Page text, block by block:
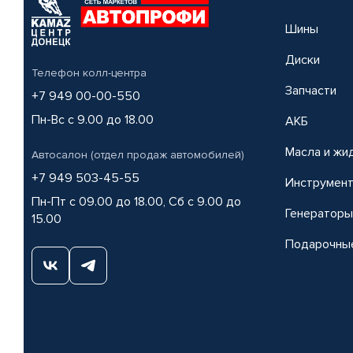
Телефон колл-центра
+7 949 00-00-550
Пн-Вс с 9.00 до 18.00
Автосалон (отдел продаж автомобилей)
+7 949 503-45-55
Пн-Пт с 09.00 до 18.00, Сб с 9.00 до
15.00
Шины
Диски
Запчасти
АКБ
Масла и
Инструмент